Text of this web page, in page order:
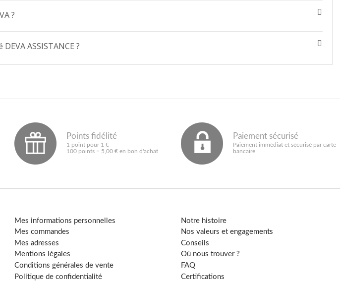
?
ASSISTANCE ?
Points fidélité
1 point pour 1 €
100 points = 5,00 € en bon d'achat
Paiement sécurisé
Paiement immédiat et sécurisé par carte
bancaire
Mes informations personnelles
Mes commandes
Mes adresses
Mentions légales
Conditions générales de vente
Politique de confidentialité
Notre histoire
Nos valeurs et engagements
Conseils
Où nous trouver ?
FAQ
Certifications